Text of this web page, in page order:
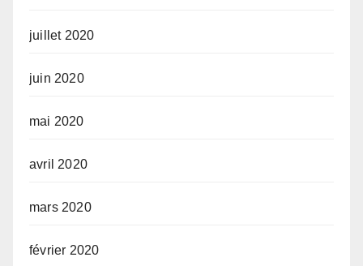
juillet 2020
juin 2020
mai 2020
avril 2020
mars 2020
février 2020